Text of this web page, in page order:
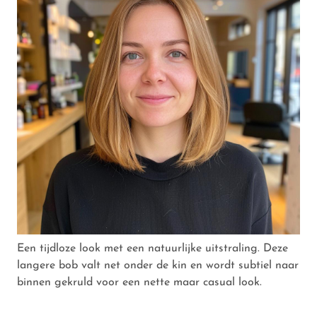
Een tijdloze look met een natuurlijke uitstraling. Deze
langere bob valt net onder de kin en wordt subtiel naar
binnen gekruld voor een nette maar casual look.